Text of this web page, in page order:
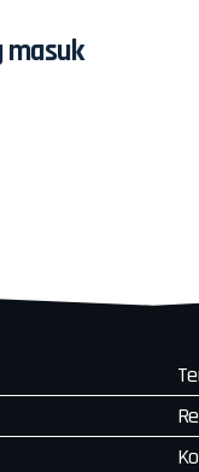
masuk